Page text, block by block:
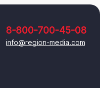
8-800-700-45-08
info@region-media.com